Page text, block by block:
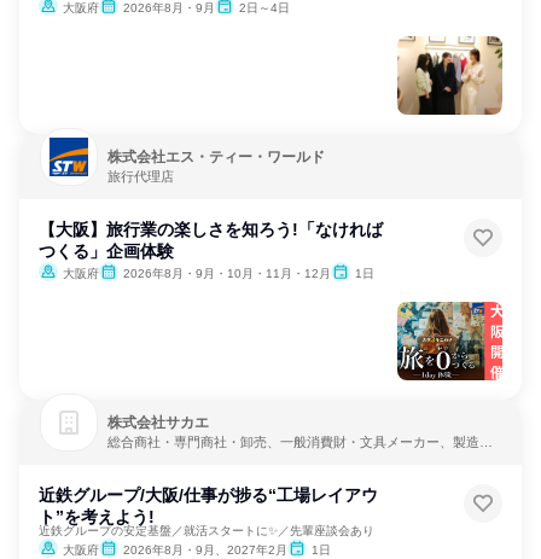
大阪府 2026年8月・9月 2日～4日
株式会社エス・ティー・ワールド
旅行代理店
【大阪】旅行業の楽しさを知ろう!「なければ
つくる」企画体験
大阪府 2026年8月・9月・10月・11月・12月 1日
株式会社サカエ
総合商社・専門商社・卸売、一般消費財・文具メーカー、製造・
近鉄グループ/大阪/仕事が捗る“工場レイアウ
ト”を考えよう!
近鉄グループの安定基盤／就活スタートに✨／先輩座談会あり
大阪府
2026年8月・9月、2027年2月 1日